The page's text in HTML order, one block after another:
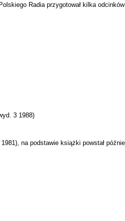
Radia przygotował kilka
3 1988)
na podstawie książki powstał